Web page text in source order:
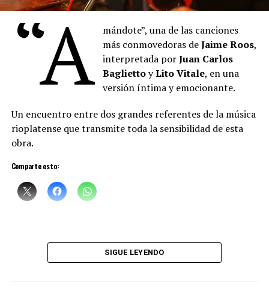
“A
mándote”, una de las canciones
más conmovedoras deJaime Roos,
interpretada porJuan Carlos
BagliettoyLito Vitale, en una
versión íntima y emocionante.
Un encuentro entre dos grandes referentes de la música
rioplatense que transmite toda la sensibilidad de esta
obra.
Comparte esto:
SIGUE LEYENDO